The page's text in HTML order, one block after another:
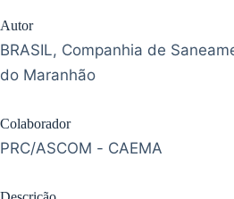
Autor
BRASIL, Companhia de
do Maranhão
Colaborador
PRC/ASCOM - CAEMA